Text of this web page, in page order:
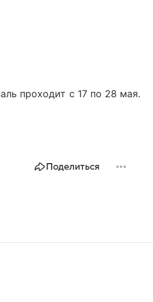
проходит с 17 по 28 мая.
Поделиться